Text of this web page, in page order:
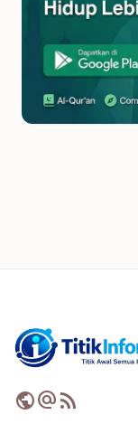
publicalternate_emailrss_feed